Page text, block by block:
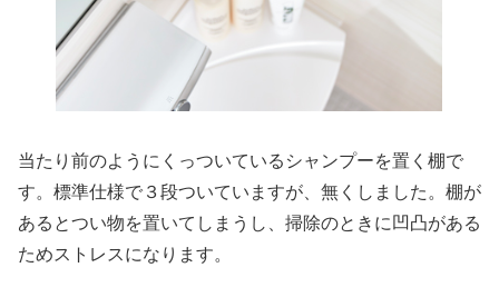
当たり前のようにくっついているシャンプーを置く棚で
す。標準仕様で３段ついていますが、無くしました。棚が
あるとつい物を置いてしまうし、掃除のときに凹凸がある
ためストレスになります。